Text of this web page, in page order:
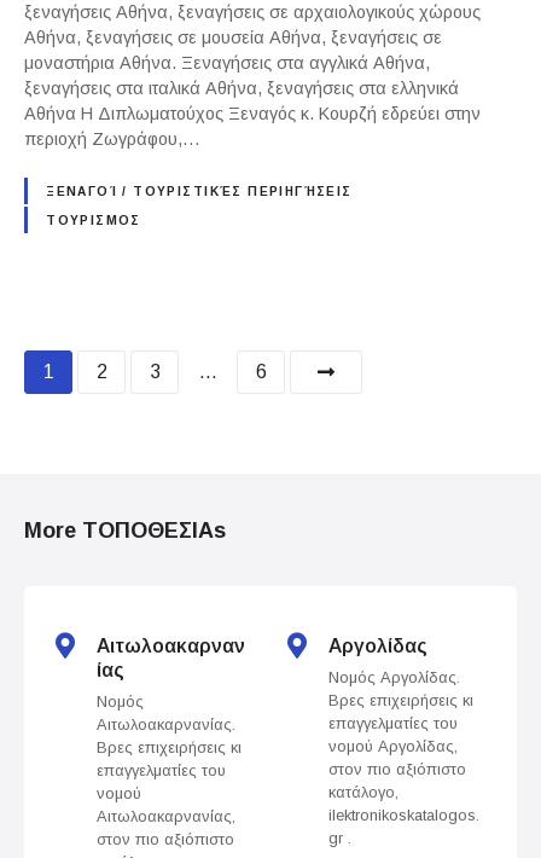
ξεναγήσεις Αθήνα, ξεναγήσεις σε αρχαιολογικούς χώρους
Αθήνα, ξεναγήσεις σε μουσεία Αθήνα, ξεναγήσεις σε
μοναστήρια Αθήνα. Ξεναγήσεις στα αγγλικά Αθήνα,
ξεναγήσεις στα ιταλικά Αθήνα, ξεναγήσεις στα ελληνικά
Αθήνα Η Διπλωματούχος Ξεναγός κ. Κουρζή εδρεύει στην
περιοχή Ζωγράφου,…
ΞΕΝΑΓΟΊ / ΤΟΥΡΙΣΤΙΚΈΣ ΠΕΡΙΗΓΉΣΕΙΣ
ΤΟΥΡΙΣΜΟΣ
P
t
1 2 3 … 6
More ΤΟΠΟΘΕΣΙΑs
Αιτωλοακαρναν
ίας
Νομός
Αιτωλοακαρνανίας.
Βρες επιχειρήσεις κι
επαγγελματίες του
νομού
Αιτωλοακαρνανίας,
στον πιο αξιόπιστο
Αργολίδας
Νομός Αργολίδας.
Βρες επιχειρήσεις κι
επαγγελματίες του
νομού Αργολίδας,
στον πιο αξιόπιστο
κατάλογο,
ilektronikoskatalogos.
gr .